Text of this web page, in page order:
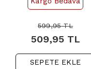
599,95TL
509,95 TL
SEPETE EKLE